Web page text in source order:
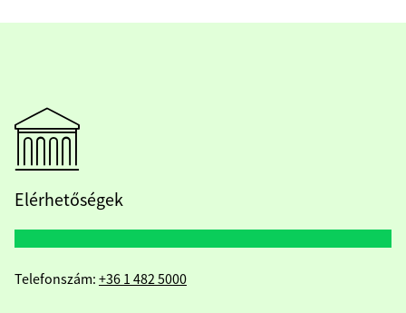
Elérhetőségek
Telefonszám: +36 1 482 5000